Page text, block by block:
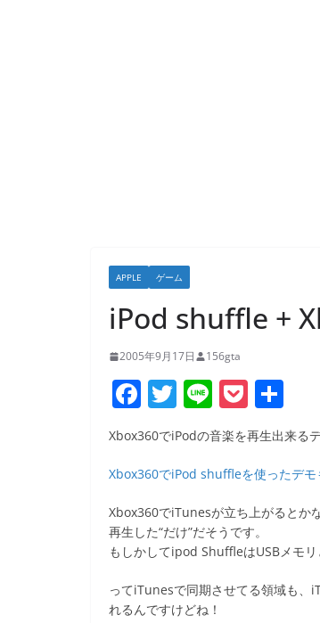
APPLE ゲーム
iPod shuffle +
2005年9月17日 156gta
F
a
c
e
b
o
o
k
T
w
itt
er
Li
n
e
P
o
ck
et
有
Xbox360でiPodの音楽を再生出来る
Xbox360でiPod shuffleを使ったデモ
Xbox360でiTunesが立ち上がるとか
再生した“だけ”だそうです。
もしかしてipod ShuffleはUSBメモ
ってiTunesで同期させてる領域も、
れるんですけどね！